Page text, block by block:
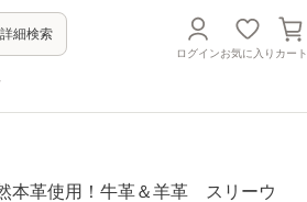
詳細検索
ログインお気に入り カート
本革使用！牛革＆羊革 スリーウ